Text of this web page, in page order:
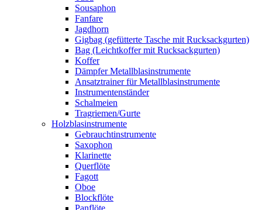
Sousaphon
Fanfare
Jagdhorn
Gigbag (gefütterte Tasche mit Rucksackgurten)
Bag (Leichtkoffer mit Rucksackgurten)
Koffer
Dämpfer Metallblasinstrumente
Ansatztrainer für Metallblasinstrumente
Instrumentenständer
Schalmeien
Tragriemen/Gurte
Holzblasinstrumente
Gebrauchtinstrumente
Saxophon
Klarinette
Querflöte
Fagott
Oboe
Blockflöte
Panflöte